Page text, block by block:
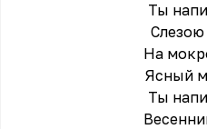
Ты
На
Ясный
Ты